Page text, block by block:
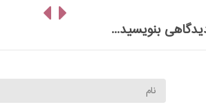
بنویسید...